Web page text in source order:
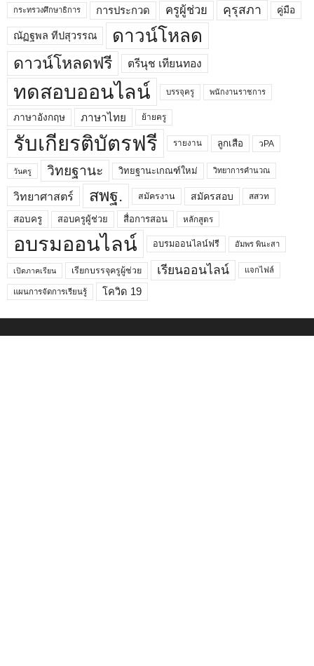
กระทรวงศึกษาธิการ การประกวด ครูผู้ช่วย คุรุสภา คู่มือ
ณัฏฐพล ทีปสุวรรณ ดาวน์โหลด
ดาวน์โหลดฟรี ตรีนุช เทียนทอง
ทดสอบออนไลน์ บรรจุครู พนักงานราชการ
ภาษาอังกฤษ ภาษาไทย ย้ายครู
รับเกียรติบัตรฟรี รายงาน ลูกเสือ วPA
วันครู วิทยฐานะ วิทยฐานะเกณฑ์ใหม่ วิทยาการคำนวณ
วิทยาศาสตร์ สพฐ. สมัครงาน สมัครสอบ สสวท
สอบครู สอบครูผู้ช่วย สื่อการสอน หลักสูตร
อบรมออนไลน์ อบรมออนไลน์ฟรี อัมพร พินะสา
เปิดภาคเรียน เรียกบรรจุครูผู้ช่วย เรียนออนไลน์ แจกไฟล์
แผนการจัดการเรียนรู้ โควิด 19